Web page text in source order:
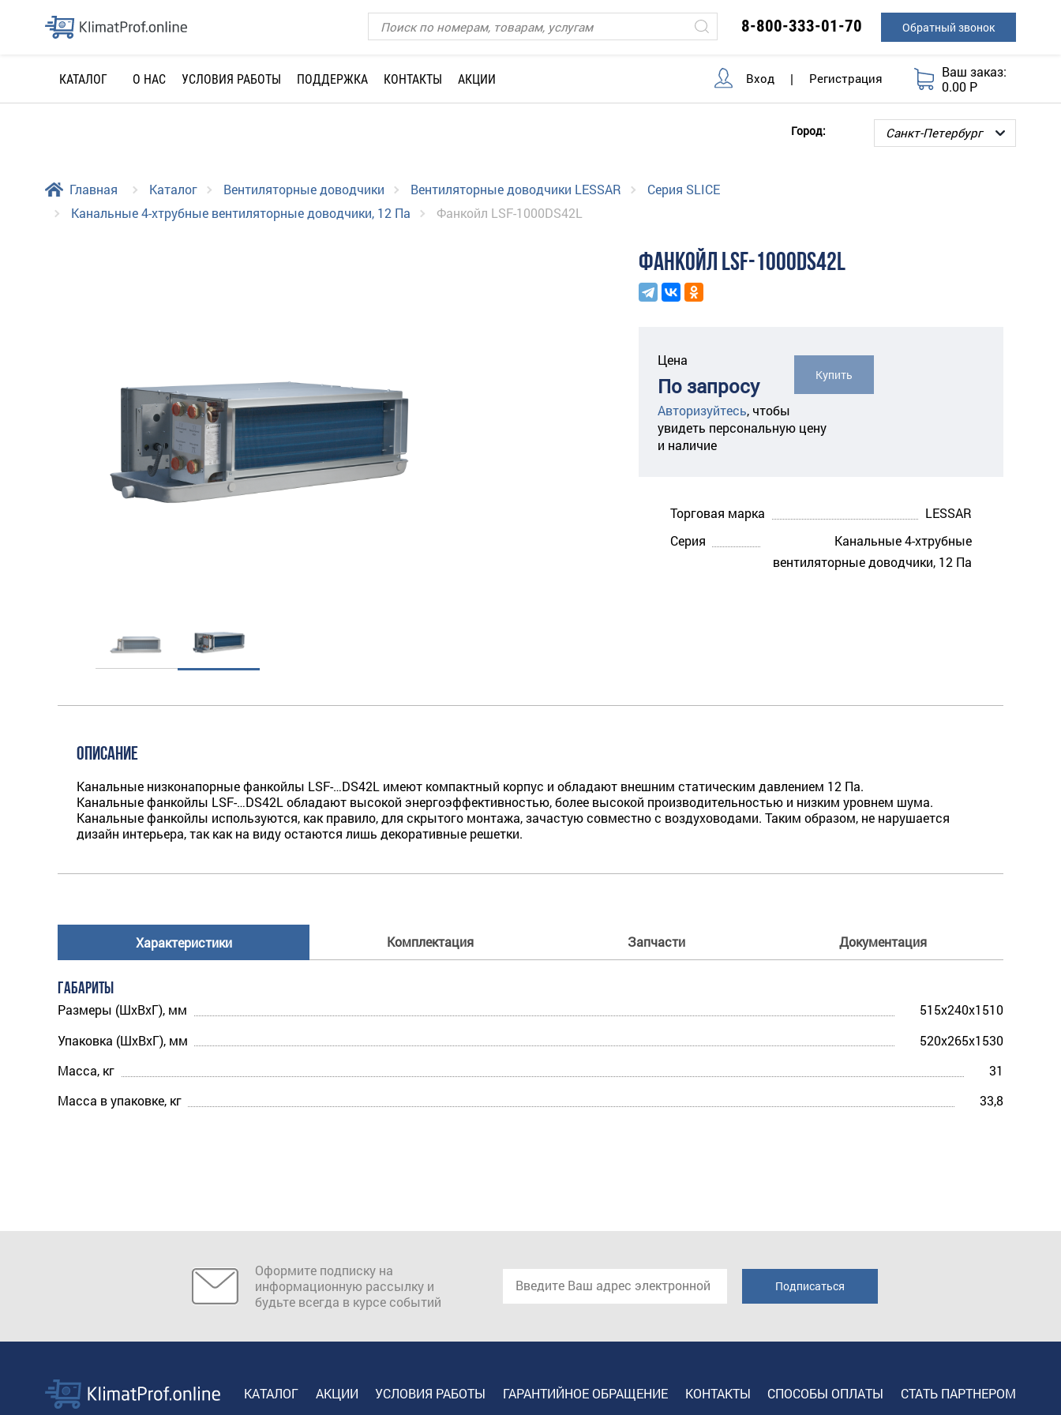
8-800-333-01-70 Обратный звонок
КАТАЛОГ О НАС УСЛОВИЯ РАБОТЫ ПОДДЕРЖКА КОНТАКТЫ АКЦИИ Вход | Регистрация
Ваш заказ:
0.00 Р
Город:
Главная Каталог Вентиляторные доводчики Вентиляторные доводчики LESSAR
Серия SLICE
Канальные 4-хтрубные вентиляторные доводчики, 12 Па
Фанкойл LSF-1000DS42L
ФАНКОЙЛ LSF-1000DS42L
Цена
По запросу
Авторизуйтесь, чтобы
увидеть персональную цену
и наличие
Купить
Торговая марка
LESSAR
Серия
Канальные 4-хтрубные
вентиляторные доводчики, 12 Па
ОПИСАНИЕ
Канальные низконапорные фанкойлы LSF-…DS42L имеют компактный корпус и обладают внешним статическим давлением 12 Па.
Канальные фанкойлы LSF-…DS42L обладают высокой энергоэффективностью, более высокой производительностью и низким уровнем шума.
Канальные фанкойлы используются, как правило, для скрытого монтажа, зачастую совместно с воздуховодами. Таким образом, не нарушается
дизайн интерьера, так как на виду остаются лишь декоративные решетки.
Характеристики Комплектация Запчасти Документация
ГАБАРИТЫ
Размеры (ШхВхГ), мм
515x240x1510
Упаковка (ШхВхГ), мм
520x265x1530
Масса, кг
31
Масса в упаковке, кг
33,8
Оформите подписку на
информационную рассылку и
будьте всегда в курсе событий
КАТАЛОГ АКЦИИ УСЛОВИЯ РАБОТЫ ГАРАНТИЙНОЕ ОБРАЩЕНИЕ КОНТАКТЫ СПОСОБЫ ОПЛАТЫ СТАТЬ ПАРТНЕРОМ